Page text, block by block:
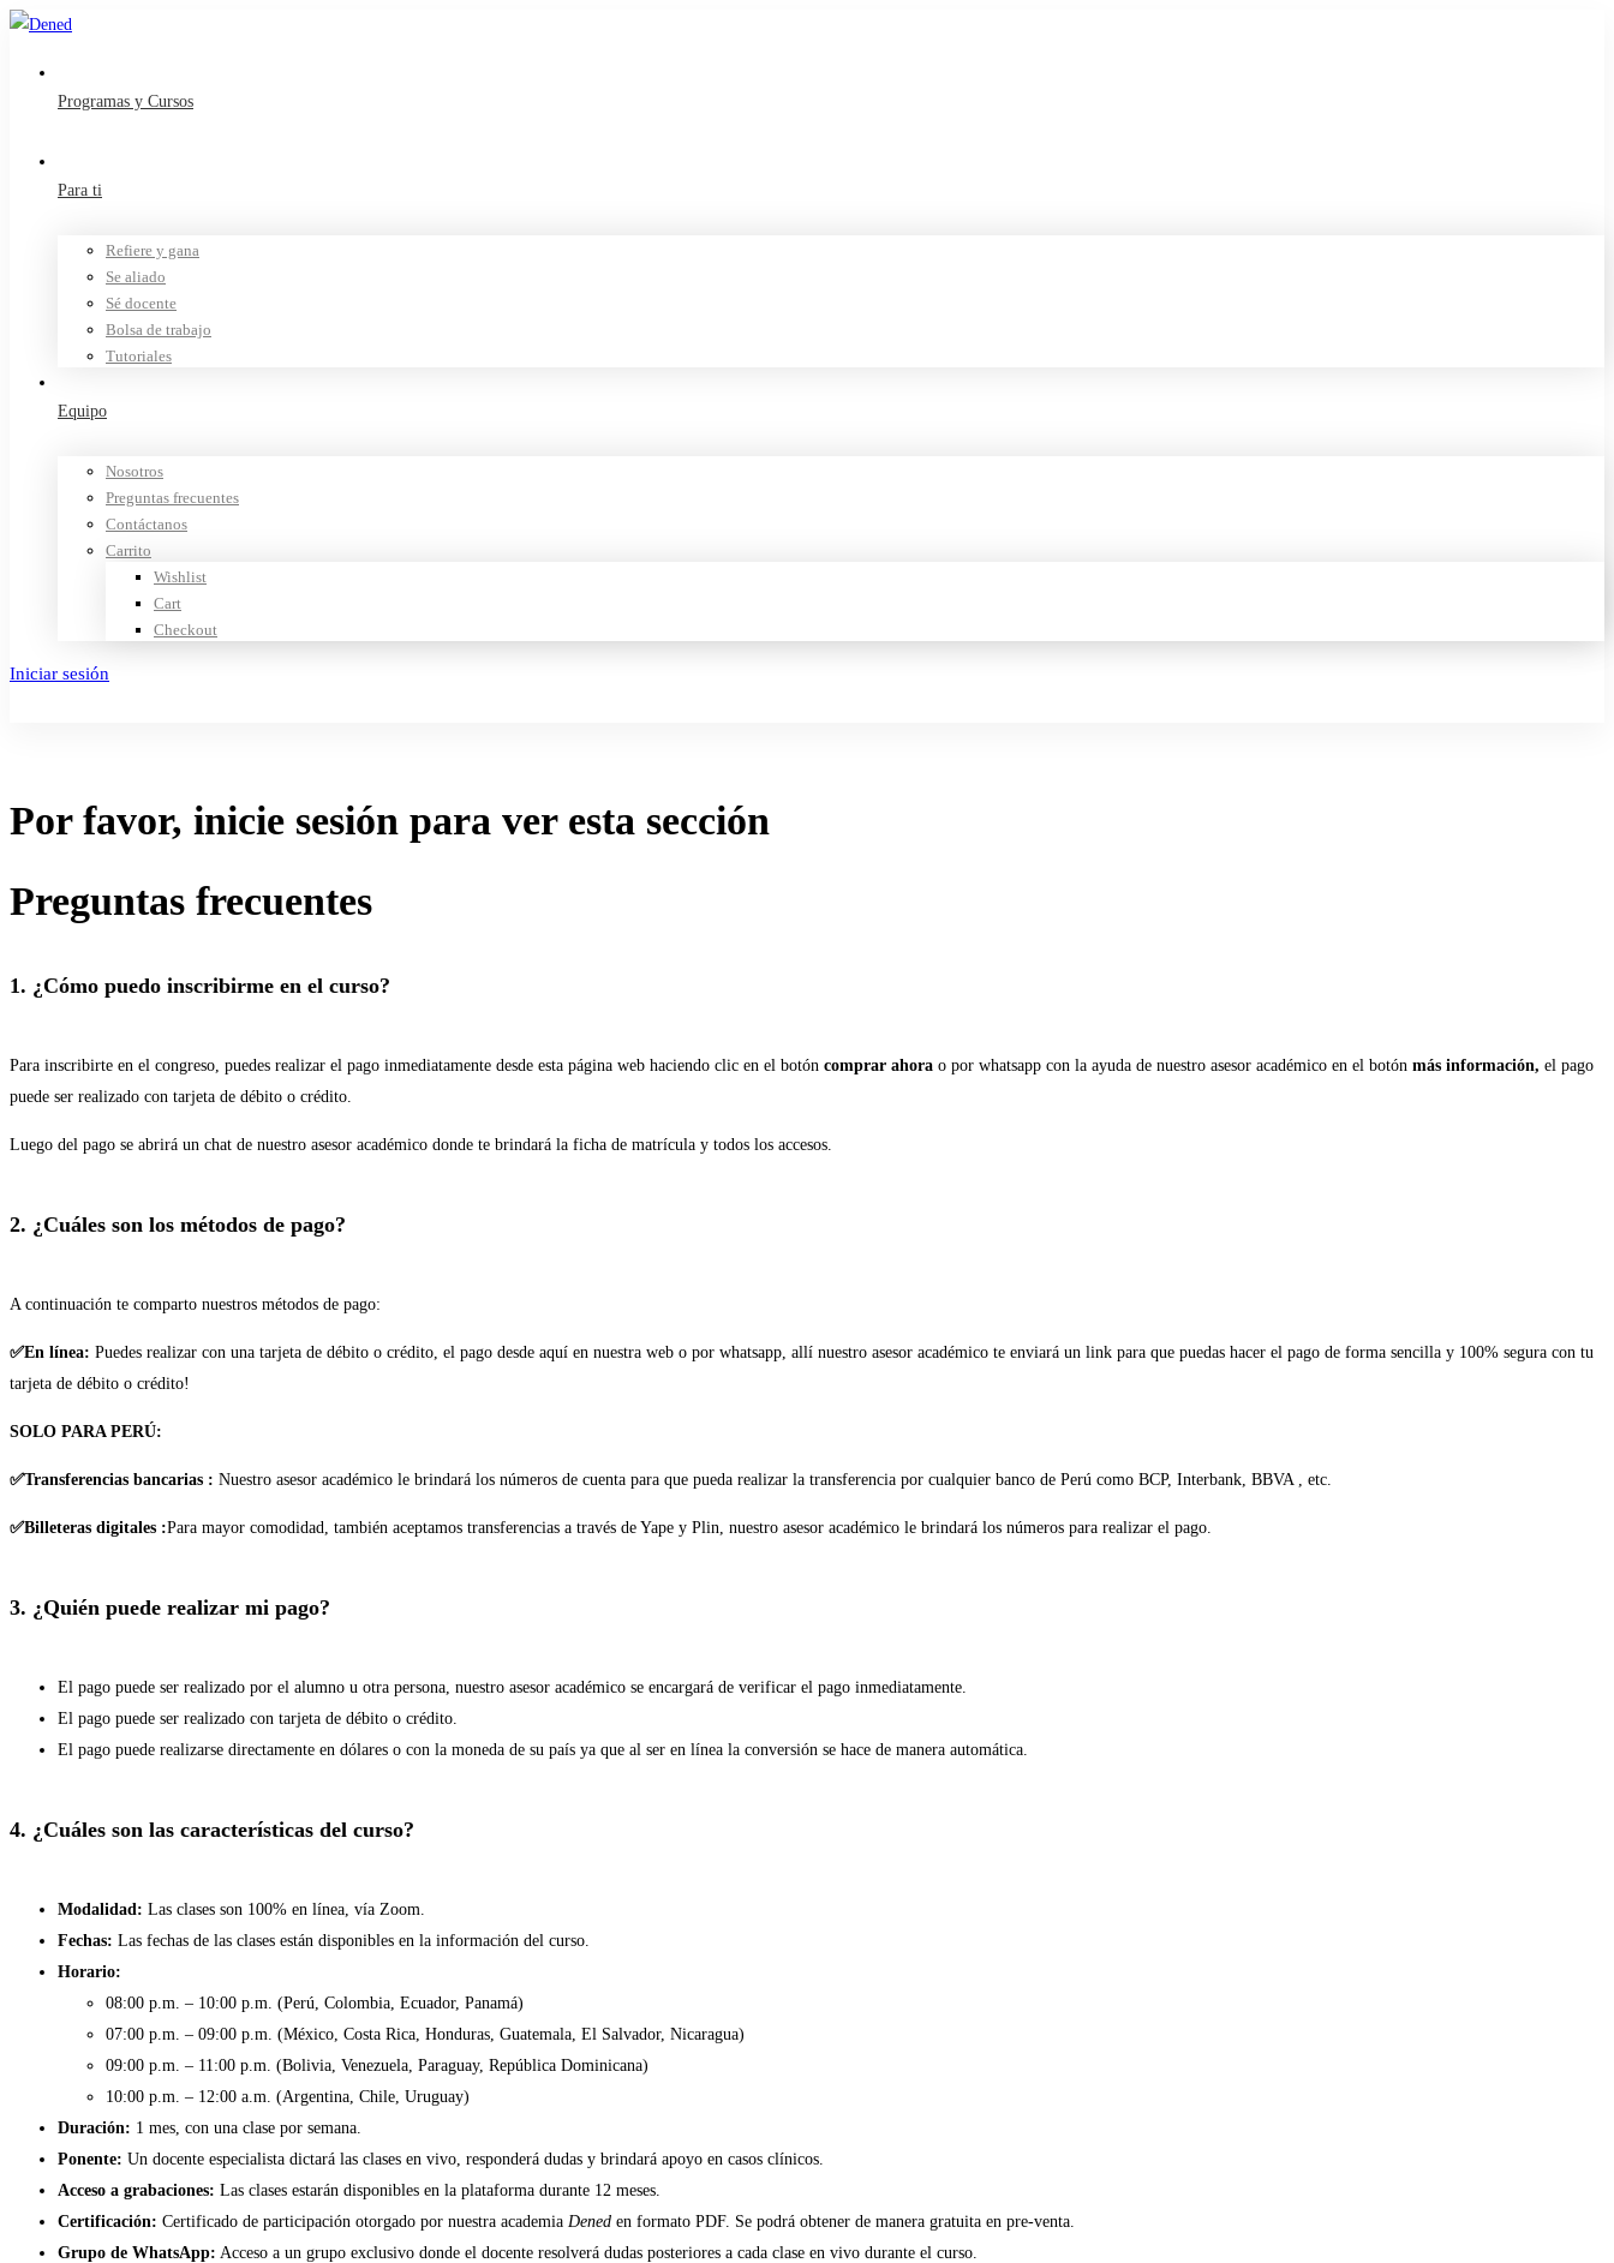
Programas y Cursos
Para ti
Refiere y gana
Se aliado
Sé docente
Bolsa de trabajo
Tutoriales
Equipo
Nosotros
Preguntas frecuentes
Contáctanos
Carrito
Wishlist
Cart
Checkout
Iniciar sesión
Por favor, inicie sesión para ver esta sección
Preguntas frecuentes
1. ¿Cómo puedo inscribirme en el curso?
Para inscribirte en el congreso, puedes realizar el pago inmediatamente desde esta página web haciendo clic en el botón comprar ahora o por whatsapp con la ayuda de nuestro asesor académico en el botón más información, el pago
puede ser realizado con tarjeta de débito o crédito.
Luego del pago se abrirá un chat de nuestro asesor académico donde te brindará la ficha de matrícula y todos los accesos.
2. ¿Cuáles son los métodos de pago?
A continuación te comparto nuestros métodos de pago:
✅En línea: Puedes realizar con una tarjeta de débito o crédito, el pago desde aquí en nuestra web o por whatsapp, allí nuestro asesor académico te enviará un link para que puedas hacer el pago de forma sencilla y 100% segura con tu
tarjeta de débito o crédito!
SOLO PARA PERÚ:
✅Transferencias bancarias : Nuestro asesor académico le brindará los números de cuenta para que pueda realizar la transferencia por cualquier banco de Perú como BCP, Interbank, BBVA , etc.
✅Billeteras digitales :Para mayor comodidad, también aceptamos transferencias a través de Yape y Plin, nuestro asesor académico le brindará los números para realizar el pago.
3. ¿Quién puede realizar mi pago?
El pago puede ser realizado por el alumno u otra persona, nuestro asesor académico se encargará de verificar el pago inmediatamente.
El pago puede ser realizado con tarjeta de débito o crédito.
El pago puede realizarse directamente en dólares o con la moneda de su país ya que al ser en línea la conversión se hace de manera automática.
4. ¿Cuáles son las características del curso?
Modalidad: Las clases son 100% en línea, vía Zoom.
Fechas: Las fechas de las clases están disponibles en la información del curso.
Horario:
08:00 p.m. – 10:00 p.m. (Perú, Colombia, Ecuador, Panamá)
07:00 p.m. – 09:00 p.m. (México, Costa Rica, Honduras, Guatemala, El Salvador, Nicaragua)
09:00 p.m. – 11:00 p.m. (Bolivia, Venezuela, Paraguay, República Dominicana)
10:00 p.m. – 12:00 a.m. (Argentina, Chile, Uruguay)
Duración: 1 mes, con una clase por semana.
Ponente: Un docente especialista dictará las clases en vivo, responderá dudas y brindará apoyo en casos clínicos.
Acceso a grabaciones: Las clases estarán disponibles en la plataforma durante 12 meses.
Certificación: Certificado de participación otorgado por nuestra academia Dened en formato PDF. Se podrá obtener de manera gratuita en pre-venta.
Grupo de WhatsApp: Acceso a un grupo exclusivo donde el docente resolverá dudas posteriores a cada clase en vivo durante el curso.